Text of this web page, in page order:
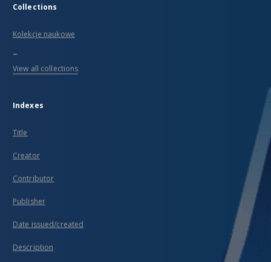
Collections
Kolekcje naukowe
...
View all collections
Indexes
Title
Creator
Contributor
Publisher
Date issued/created
Description